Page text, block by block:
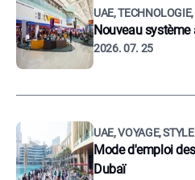
UAE,
Nouveau système
2026. 07. 25
UAE, VOYAGE,
Mode d'emploi
Dubaï